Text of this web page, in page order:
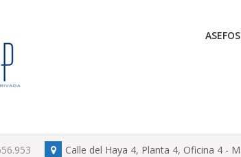
Calle del Haya 4, Planta 4, Oficina 4 -